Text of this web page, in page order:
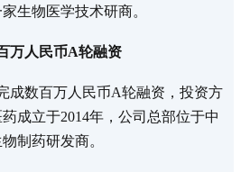
生物医学技术研商。
万人民币A轮融资
成数百万人民币A轮融资，投资方
成立于2014年，公司总部位于中
制药研发商。